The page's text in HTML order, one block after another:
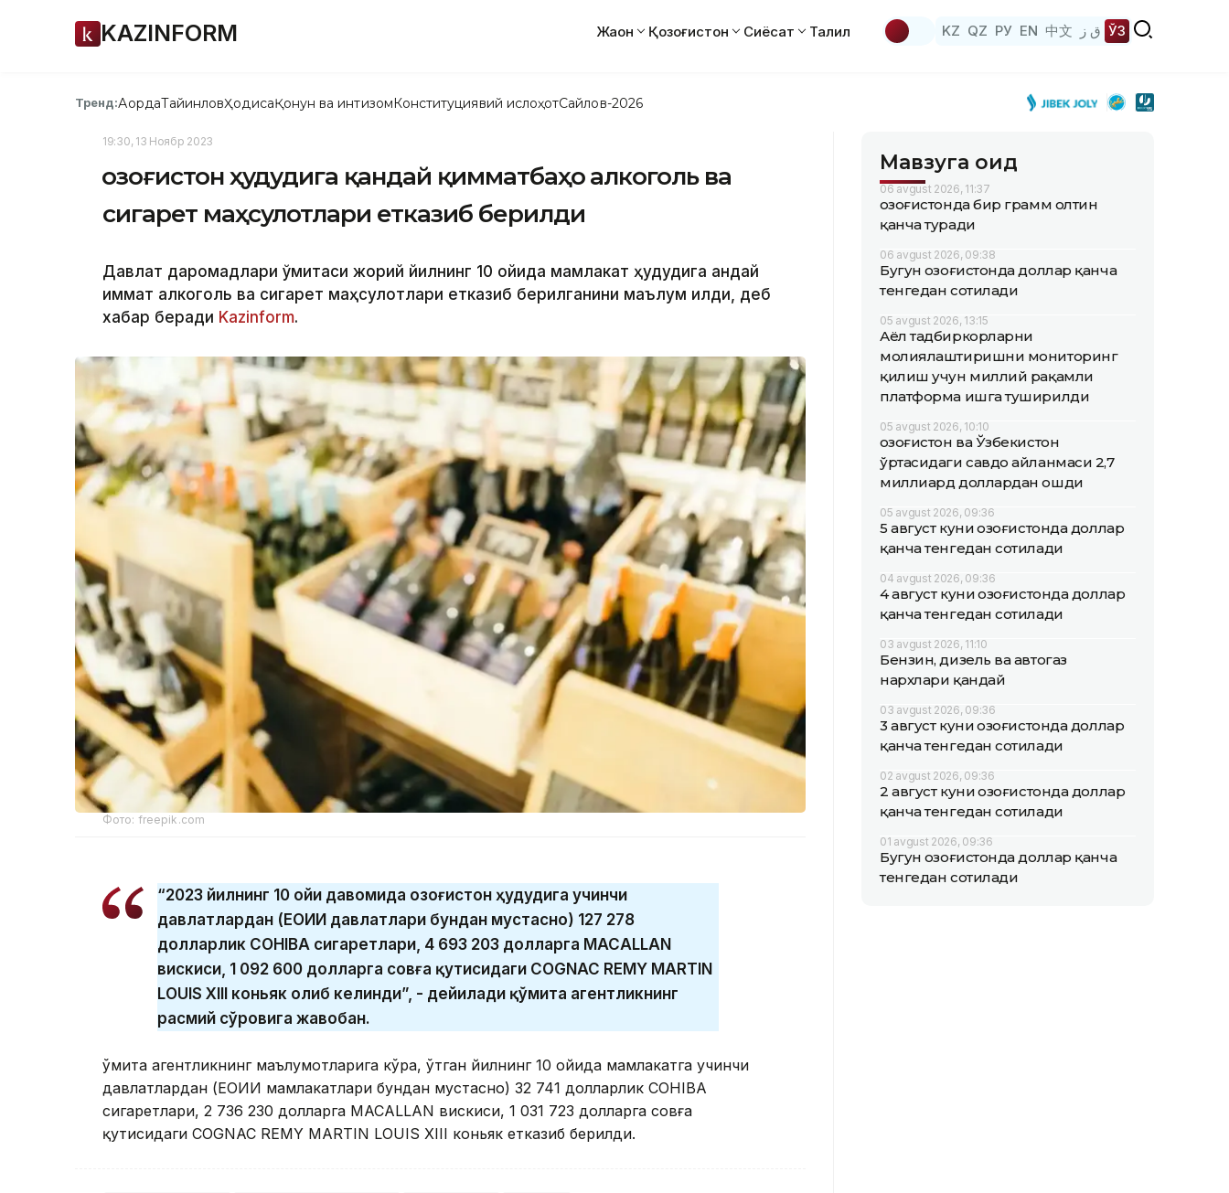
KAZINFORM Жаҳон Қозоғистон Сиёсат Таҳлил KZ QZ РУ EN 中文 ق ز ЎЗ
Тренд:АқордаТайинловҲодисаҚонун ва интизомКонституциявий ислоҳотСайлов-2026
19:30, 13 Ноябр 2023
Қозоғистон ҳудудига қандай қимматбаҳо алкоголь ва
сигарет маҳсулотлари етказиб берилди
Давлат даромадлари қўмитаси жорий йилнинг 10 ойида мамлакат ҳудудига қандай
қиммат алкоголь ва сигарет маҳсулотлари етказиб берилганини маълум қилди, деб
хабар беради Kazinform.
Фото: freepik.com
“2023 йилнинг 10 ойи давомида Қозоғистон ҳудудига учинчи
давлатлардан (ЕОИИ давлатлари бундан мустасно) 127 278
долларлик COHIBA сигаретлари, 4 693 203 долларга MACALLAN
вискиси, 1 092 600 долларга совға қутисидаги COGNAC REMY MARTIN
LOUIS XIII коньяк олиб келинди”, - дейилади қўмита агентликнинг
расмий сўровига жавобан.
Қўмита агентликнинг маълумотларига кўра, ўтган йилнинг 10 ойида мамлакатга учинчи
давлатлардан (ЕОИИ мамлакатлари бундан мустасно) 32 741 долларлик COHIBA
сигаретлари, 2 736 230 долларга MACALLAN вискиси, 1 031 723 долларга совға
қутисидаги COGNAC REMY MARTIN LOUIS XIII коньяк етказиб берилди.
Мавзуга оид
06 avgust 2026, 11:37
Қозоғистонда бир грамм олтин
қанча туради
06 avgust 2026, 09:38
Бугун Қозоғистонда доллар қанча
тенгедан сотилади
05 avgust 2026, 13:15
Аёл тадбиркорларни
молиялаштиришни мониторинг
қилиш учун миллий рақамли
платформа ишга туширилди
05 avgust 2026, 10:10
Қозоғистон ва Ўзбекистон
ўртасидаги савдо айланмаси 2,7
миллиард доллардан ошди
05 avgust 2026, 09:36
5 август куни Қозоғистонда доллар
қанча тенгедан сотилади
04 avgust 2026, 09:36
4 август куни Қозоғистонда доллар
қанча тенгедан сотилади
03 avgust 2026, 11:10
Бензин, дизель ва автогаз
нархлари қандай
03 avgust 2026, 09:36
3 август куни Қозоғистонда доллар
қанча тенгедан сотилади
02 avgust 2026, 09:36
2 август куни Қозоғистонда доллар
қанча тенгедан сотилади
01 avgust 2026, 09:36
Бугун Қозоғистонда доллар қанча
тенгедан сотилади